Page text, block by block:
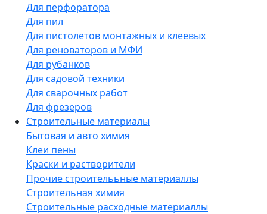
Для перфоратора
Для пил
Для пистолетов монтажных и клеевых
Для реноваторов и МФИ
Для рубанков
Для садовой техники
Для сварочных работ
Для фрезеров
Строительные материалы
Бытовая и авто химия
Клеи пены
Краски и растворители
Прочие строителььные материаллы
Строительная химия
Строительные расходные материаллы